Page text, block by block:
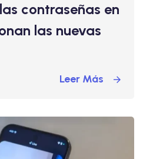
contraseñas en
las nuevas
Leer Más